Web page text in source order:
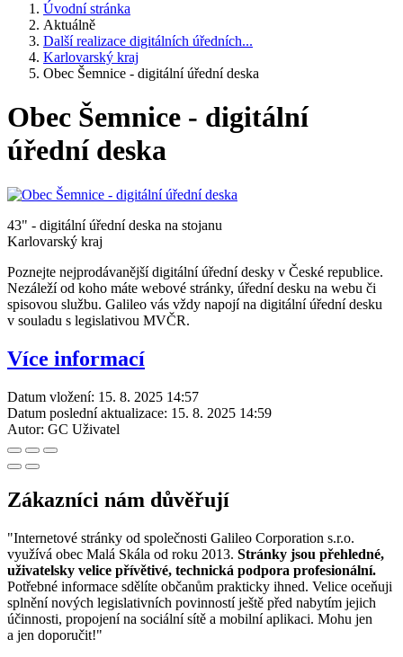
Úvodní stránka
Aktuálně
Další realizace digitálních úředních...
Karlovarský kraj
Obec Šemnice - digitální úřední deska
Obec Šemnice - digitální
úřední deska
43" - digitální úřední deska na stojanu
Karlovarský kraj
Poznejte nejprodávanější digitální úřední desky v České republice.
Nezáleží od koho máte webové stránky, úřední desku na webu či
spisovou službu. Galileo vás vždy napojí na digitální úřední desku
v souladu s legislativou MVČR.
Více informací
Datum vložení: 15. 8. 2025 14:57
Datum poslední aktualizace: 15. 8. 2025 14:59
Autor: GC Uživatel
Zákazníci nám důvěřují
"Internetové stránky od společnosti Galileo Corporation s.r.o.
využívá obec Malá Skála od roku 2013. Stránky jsou přehledné,
uživatelsky velice přívětivé, technická podpora profesionální.
Potřebné informace sdělíte občanům prakticky ihned. Velice oceňuji
splnění nových legislativních povinností ještě před nabytím jejich
účinnosti, propojení na sociální sítě a mobilní aplikaci. Mohu jen
a jen doporučit!"